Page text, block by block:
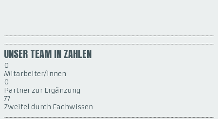
UNSER TEAM IN ZAHLEN
0
Mitarbeiter/innen
0
Partner zur Ergänzung
77
Zweifel durch Fachwissen